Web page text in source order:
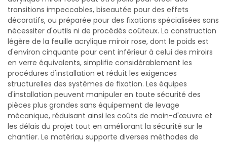
transitions impeccables, biseautée pour des effets
décoratifs, ou préparée pour des fixations spécialisées sans
nécessiter d'outils ni de procédés coûteux. La construction
légère de la feuille acrylique miroir rose, dont le poids est
d'environ cinquante pour cent inférieur à celui des miroirs
en verre équivalents, simplifie considérablement les
procédures d'installation et réduit les exigences
structurelles des systèmes de fixation. Les équipes
d'installation peuvent manipuler en toute sécurité des
pièces plus grandes sans équipement de levage
mécanique, réduisant ainsi les coûts de main-d'œuvre et
les délais du projet tout en améliorant la sécurité sur le
chantier. Le matériau supporte diverses méthodes de